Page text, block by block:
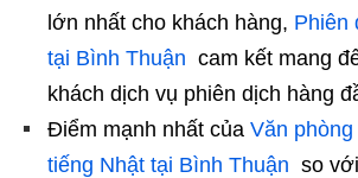
lớn nhất cho khách hàng, Phiên
tại Bình Thuận cam kết mang
khách dịch vụ phiên dịch hàng
Điểm mạnh nhất của Văn
tiếng Nhật tại Bình Thuận so